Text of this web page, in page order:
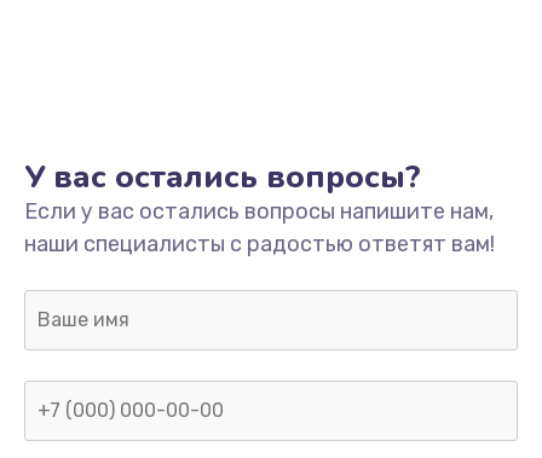
У вас остались вопросы?
Если у вас остались вопросы напишите нам,
наши специалисты с радостью ответят вам!